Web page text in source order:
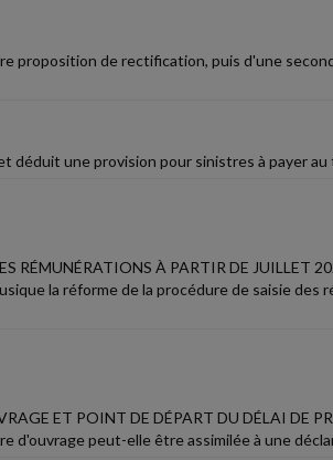
proposition de rectification, puis d'une
déduit une provision pour sinistres à payer
RÉMUNÉRATIONS À PARTIR DE JUILLET
la réforme de la procédure de saisie des
ET POINT DE DÉPART DU DÉLAI DE
d'ouvrage peut-elle être assimilée à une